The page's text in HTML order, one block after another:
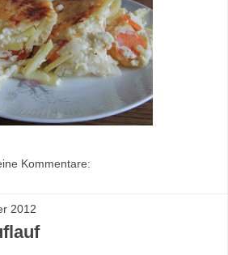
Kommentare:
2012